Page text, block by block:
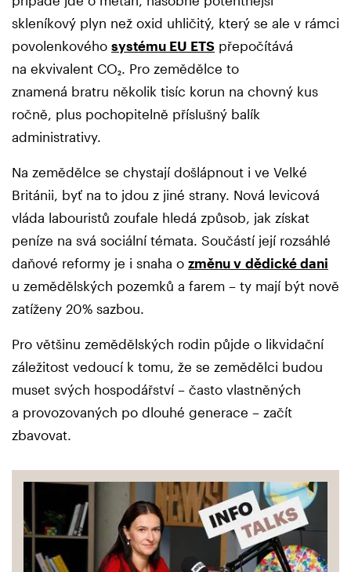
skleníkový plyn než oxid uhličitý, který se ale v rámci
povolenkového systému EU ETS přepočítává
na ekvivalent CO₂. Pro zemědělce to
znamená bratru několik tisíc korun na chovný kus
ročně, plus pochopitelně příslušný balík
administrativy.
Na zemědělce se chystají došlápnout i ve Velké
Británii, byť na to jdou z jiné strany. Nová levicová
vláda labouristů zoufale hledá způsob, jak získat
peníze na svá sociální témata. Součástí její rozsáhlé
daňové reformy je i snaha o změnu v dědické dani
u zemědělských pozemků a farem – ty mají být nově
zatíženy 20% sazbou.
Pro většinu zemědělských rodin půjde o likvidační
záležitost vedoucí k tomu, že se zemědělci budou
muset svých hospodářství – často vlastněných
a provozovaných po dlouhé generace – začít
zbavovat.